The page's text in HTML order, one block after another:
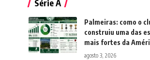
Série A
Palmeiras: como o
construiu uma das
mais fortes da
agosto 3, 2026